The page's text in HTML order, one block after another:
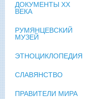
ДОКУМЕНТЫ XX
ВЕКА
РУМЯНЦЕВСКИЙ
МУЗЕЙ
ЭТНОЦИКЛОПЕДИЯ
СЛАВЯНСТВО
ПРАВИТЕЛИ МИРА